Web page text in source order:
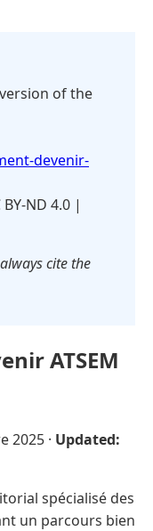
of the
devenir-
BY-ND 4.0 |
cite the
ATSEM
2025 · Updated:
spécialisé des
un parcours bien